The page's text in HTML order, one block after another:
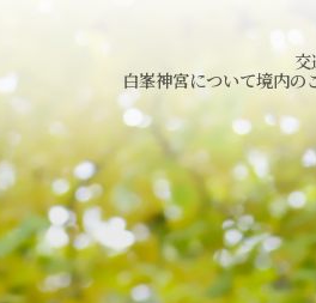
交
白峯神宮について境内の